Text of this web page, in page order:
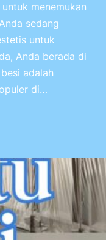
menemukan
sedang
untuk
Anda berada di
adalah
di…